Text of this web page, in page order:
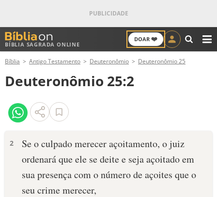
BÍBLIA SAGRADA ONLINE
DOAR ❤️
ANTIGO TESTAMENTO
NOVO TESTAMENTO
VERSÍCULOS
PALAVRA DO DIA
SALMO DO DIA
Bíblia Antigo Testamento Deuteronômio Deuteronômio 25
Deuteronômio 25:2
2
Se o culpado merecer açoitamento, o juiz
ordenará que ele se deite e seja açoitado em
sua presença com o número de açoites que o
seu crime merecer,